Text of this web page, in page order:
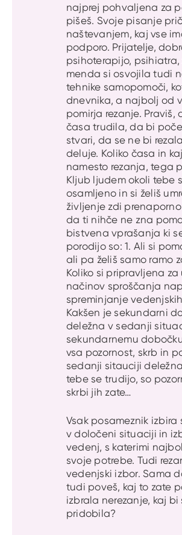
najprej pohvaljena za
pišeš. Svoje pisanje
naštevanjem, kaj vse
podporo. Prijatelje,
psihoterapijo, psihiatra,
menda si osvojila tudi
tehnike samopomoči,
dnevnika, a najbolj od
pomirja rezanje. Praviš,
časa trudila, da bi
stvari, da se ne bi
deluje. Koliko časa in
namesto rezanja, tega
Kljub ljudem okoli tebe
osamljeno in si želiš
življenje zdi
da ti nihče ne zna
bistvena vprašanja ki
porodijo so: 1. Ali si
ali pa želiš samo ramo
Koliko si pripravljena
načinov sproščanja
spreminjanje
Kakšen je sekundarni
deležna v sedanji
sekundarnemu
vsa pozornost, skrb in
sedanji sitauciji
tebe se trudijo, so
skrbi jih zate…
Vsak posameznik
v določeni situaciji in
vedenj, s katerimi
svoje potrebe. Tudi
vedenjski izbor. Sama
tudi poveš, kaj to zate
izbrala nerezanje, kaj bi
pridobila?